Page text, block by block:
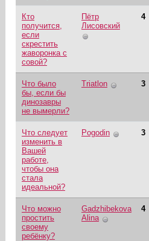
Кто
получится,
если
скрестить
жаворонка с
совой?
Пётр
Лисовский
4
Что было
бы, если бы
динозавры
не вымерли?
Triatlon 3
Что следует
изменить в
Вашей
работе,
чтобы она
стала
идеальной?
Pogodin 3
Что можно
простить
своему
ребёнку?
Gadzhibekova
Alina
4